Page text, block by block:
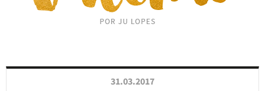
31.03.2017